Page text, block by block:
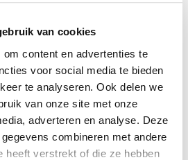
van cookies
content en advertenties te
voor social media te bieden
te analyseren. Ook delen we
van onze site met onze
adverteren en analyse. Deze
combineren met andere
heeft verstrekt of die ze hebben
beschikbaar, dit reservoir
op de koudwaterleiding.
heeft een inhoud van 3 Liter
van 1600 watt, dit
kokendwater voor je
niet de
overnemen. Je kunt uit